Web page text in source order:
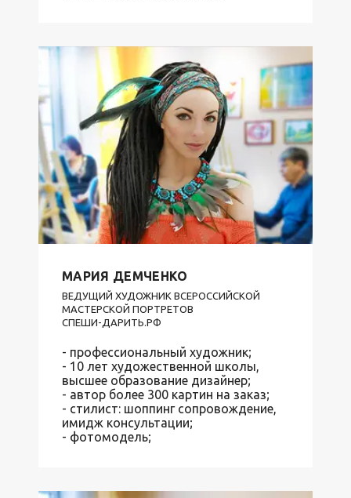
МАРИЯ ДЕМЧЕНКО
ВЕДУЩИЙ ХУДОЖНИК ВСЕРОССИЙСКОЙ
МАСТЕРСКОЙ ПОРТРЕТОВ
СПЕШИ-ДАРИТЬ.РФ
- профессиональный художник;
- 10 лет художественной школы,
высшее образование дизайнер;
- автор более 300 картин на заказ;
- стилист: шоппинг сопровождение,
имидж консультации;
- фотомодель;